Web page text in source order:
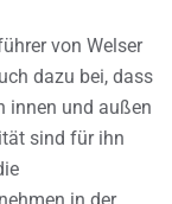
von Welser
dazu bei, dass
innen und außen
sind für ihn
in der